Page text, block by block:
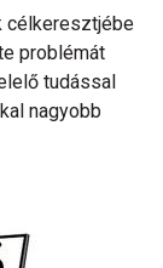
célkeresztjébe
problémát
tudással
nagyobb